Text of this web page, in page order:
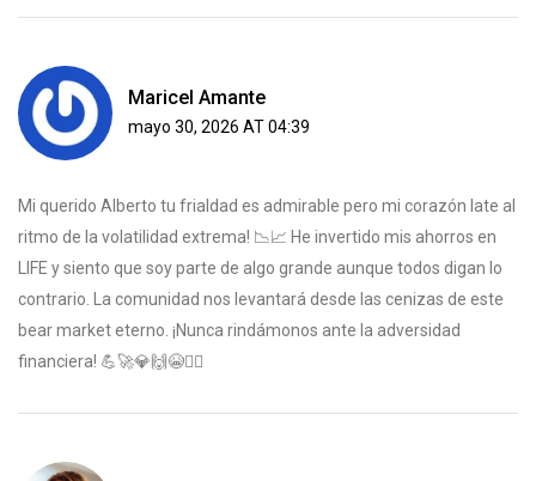
Maricel Amante
mayo 30, 2026 AT 04:39
Mi querido Alberto tu frialdad es admirable pero mi corazón late al
ritmo de la volatilidad extrema! 📉📈 He invertido mis ahorros en
LIFE y siento que soy parte de algo grande aunque todos digan lo
contrario. La comunidad nos levantará desde las cenizas de este
bear market eterno. ¡Nunca rindámonos ante la adversidad
financiera! 💪🚀💎🙌😭❤️‍🔥